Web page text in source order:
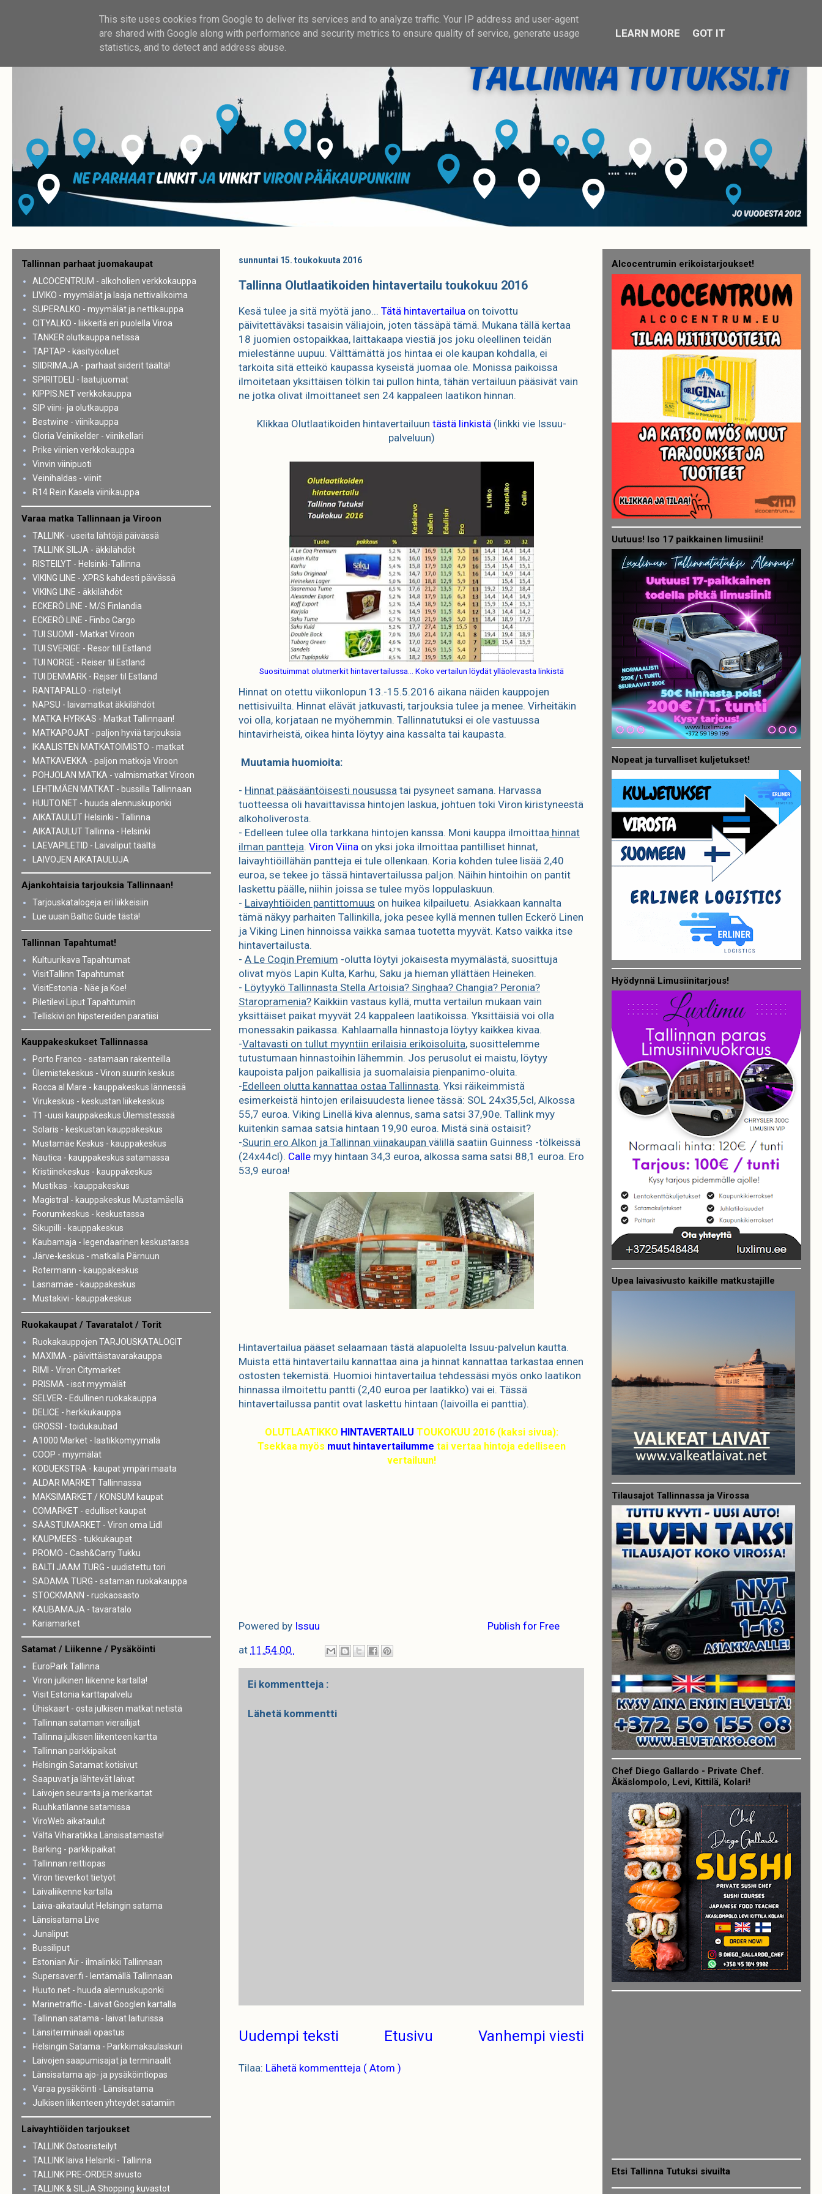
sunnuntai 15. toukokuuta 2016
Tallinna Olutlaatikoiden hintavertailu toukokuu 2016
Kesä tulee ja sitä myötä jano... Tätä hintavertailua on toivottu
päivitettäväksi tasaisin väliajoin, joten tässäpä tämä. Mukana tällä kertaa
18 juomien ostopaikkaa, laittakaapa viestiä jos joku oleellinen teidän
mielestänne uupuu. Välttämättä jos hintaa ei ole kaupan kohdalla, ei
tarkoita sitä etteikö kaupassa kyseistä juomaa ole. Monissa paikoissa
ilmoitetaan yksittäisen tölkin tai pullon hinta, tähän vertailuun pääsivät vain
ne jotka olivat ilmoittaneet sen 24 kappaleen laatikon hinnan.
Klikkaa Olutlaatikoiden hintavertailuun tästä linkistä(linkki vie Issuu-
palveluun)
Suosituimmat olutmerkit hintavertailussa... Koko vertailun löydät ylläolevasta linkistä
Hinnat on otettu viikonlopun 13.-15.5.2016 aikana näiden kauppojen
nettisivuilta. Hinnat elävät jatkuvasti, tarjouksia tulee ja menee. Virheitäkin
voi olla, korjataan ne myöhemmin. Tallinnatutuksi ei ole vastuussa
hintavirheistä, oikea hinta löytyy aina kassalta tai kaupasta.
Muutamia huomioita:
- Hinnat pääsääntöisesti nousussa tai pysyneet samana. Harvassa
tuotteessa oli havaittavissa hintojen laskua, johtuen toki Viron kiristyneestä
alkoholiverosta.
- Edelleen tulee olla tarkkana hintojen kanssa. Moni kauppa ilmoittaa hinnat
ilman pantteja. Viron Viina on yksi joka ilmoittaa pantilliset hinnat,
laivayhtiöillähän pantteja ei tule ollenkaan. Koria kohden tulee lisää 2,40
euroa, se tekee jo tässä hintavertailussa paljon. Näihin hintoihin on pantit
laskettu päälle, niihin joissa se tulee myös loppulaskuun.
- Laivayhtiöiden pantittomuus on huikea kilpailuetu. Asiakkaan kannalta
tämä näkyy parhaiten Tallinkilla, joka pesee kyllä mennen tullen Eckerö Linen
ja Viking Linen hinnoissa vaikka samaa tuotetta myyvät. Katso vaikka itse
hintavertailusta.
- A Le Coqin Premium -olutta löytyi jokaisesta myymälästä, suosittuja
olivat myös Lapin Kulta, Karhu, Saku ja hieman yllättäen Heineken.
- Löytyykö Tallinnasta Stella Artoisia? Singhaa? Changia? Peronia?
Staropramenia? Kaikkiin vastaus kyllä, mutta vertailun mukaan vain
yksittäiset paikat myyvät 24 kappaleen laatikoissa. Yksittäisiä voi olla
monessakin paikassa. Kahlaamalla hinnastoja löytyy kaikkea kivaa.
-Valtavasti on tullut myyntiin erilaisia erikoisoluita, suosittelemme
tutustumaan hinnastoihin lähemmin. Jos perusolut ei maistu, löytyy
kaupoista paljon paikallisia ja suomalaisia pienpanimo-oluita.
-Edelleen olutta kannattaa ostaa Tallinnasta. Yksi räikeimmistä
esimerkeistä hintojen erilaisuudesta lienee tässä: SOL 24x35,5cl, Alkossa
55,7 euroa. Viking Linellä kiva alennus, sama satsi 37,90e. Tallink myy
kuitenkin samaa satsia hintaan 19,90 euroa. Mistä sinä ostaisit?
-Suurin ero Alkon ja Tallinnan viinakaupan välillä saatiin Guinness -tölkeissä
(24x44cl). Calle myy hintaan 34,3 euroa, alkossa sama satsi 88,1 euroa. Ero
53,9 euroa!
Hintavertailua pääset selaamaan tästä alapuolelta Issuu-palvelun kautta.
Muista että hintavertailu kannattaa aina ja hinnat kannattaa tarkastaa ennen
ostosten tekemistä. Huomioi hintavertailua tehdessäsi myös onko laatikon
hinnassa ilmoitettu pantti (2,40 euroa per laatikko) vai ei. Tässä
hintavertailussa pantit ovat laskettu hintaan (laivoilla ei panttia).
OLUTLAATIKKO HINTAVERTAILU TOUKOKUU 2016 (kaksi sivua):
Tsekkaa myös muut hintavertailumme tai vertaa hintoja edelliseen
vertailuun!
Powered by Issuu
Publish for Free
at 11.54.00
Ei kommentteja :
Lähetä kommentti
Uudempi teksti Vanhempi viesti
Etusivu
Tilaa: Lähetä kommentteja ( Atom )
Tallinnan parhaat juomakaupat
ALCOCENTRUM - alkoholien verkkokauppa
LIVIKO - myymälät ja laaja nettivalikoima
SUPERALKO - myymälät ja nettikauppa
CITYALKO - liikkeitä eri puolella Viroa
TANKER olutkauppa netissä
TAPTAP - käsityöoluet
SIIDRIMAJA - parhaat siiderit täältä!
SPIRITDELI - laatujuomat
KIPPIS.NET verkkokauppa
SIP viini- ja olutkauppa
Bestwine - viinikauppa
Gloria Veinikelder - viinikellari
Prike viinien verkkokauppa
Vinvin viinipuoti
Veinihaldas - viinit
R14 Rein Kasela viinikauppa
Varaa matka Tallinnaan ja Viroon
TALLINK - useita lähtöjä päivässä
TALLINK SILJA - äkkilähdöt
RISTEILYT - Helsinki-Tallinna
VIKING LINE - XPRS kahdesti päivässä
VIKING LINE - äkkilähdöt
ECKERÖ LINE - M/S Finlandia
ECKERÖ LINE - Finbo Cargo
TUI SUOMI - Matkat Viroon
TUI SVERIGE - Resor till Estland
TUI NORGE - Reiser til Estland
TUI DENMARK - Rejser til Estland
RANTAPALLO - risteilyt
NAPSU - laivamatkat äkkilähdöt
MATKA HYRKÄS - Matkat Tallinnaan!
MATKAPOJAT - paljon hyviä tarjouksia
IKAALISTEN MATKATOIMISTO - matkat
MATKAVEKKA - paljon matkoja Viroon
POHJOLAN MATKA - valmismatkat Viroon
LEHTIMÄEN MATKAT - bussilla Tallinnaan
HUUTO.NET - huuda alennuskuponki
AIKATAULUT Helsinki - Tallinna
AIKATAULUT Tallinna - Helsinki
LAEVAPILETID - Laivaliput täältä
LAIVOJEN AIKATAULUJA
Ajankohtaisia tarjouksia Tallinnaan!
Tarjouskatalogeja eri liikkeisiin
Lue uusin Baltic Guide tästä!
Tallinnan Tapahtumat!
Kultuurikava Tapahtumat
VisitTallinn Tapahtumat
VisitEstonia - Näe ja Koe!
Piletilevi Liput Tapahtumiin
Telliskivi on hipstereiden paratiisi
Kauppakeskukset Tallinnassa
Porto Franco - satamaan rakenteilla
Ülemistekeskus - Viron suurin keskus
Rocca al Mare - kauppakeskus lännessä
Virukeskus - keskustan liikekeskus
T1 -uusi kauppakeskus Ülemistesssä
Solaris - keskustan kauppakeskus
Mustamäe Keskus - kauppakeskus
Nautica - kauppakeskus satamassa
Kristiinekeskus - kauppakeskus
Mustikas - kauppakeskus
Magistral - kauppakeskus Mustamäellä
Foorumkeskus - keskustassa
Sikupilli - kauppakeskus
Kaubamaja - legendaarinen keskustassa
Järve-keskus - matkalla Pärnuun
Rotermann - kauppakeskus
Lasnamäe - kauppakeskus
Mustakivi - kauppakeskus
Ruokakaupat / Tavaratalot / Torit
Ruokakauppojen TARJOUSKATALOGIT
MAXIMA - päivittäistavarakauppa
RIMI - Viron Citymarket
PRISMA - isot myymälät
SELVER - Edullinen ruokakauppa
DELICE - herkkukauppa
GROSSI - toidukaubad
A1000 Market - laatikkomyymälä
COOP - myymälät
KODUEKSTRA - kaupat ympäri maata
ALDAR MARKET Tallinnassa
MAKSIMARKET / KONSUM kaupat
COMARKET - edulliset kaupat
SÄÄSTUMARKET - Viron oma Lidl
KAUPMEES - tukkukaupat
PROMO - Cash&Carry Tukku
BALTI JAAM TURG - uudistettu tori
SADAMA TURG - sataman ruokakauppa
STOCKMANN - ruokaosasto
KAUBAMAJA - tavaratalo
Kariamarket
Satamat / Liikenne / Pysäköinti
EuroPark Tallinna
Viron julkinen liikenne kartalla!
Visit Estonia karttapalvelu
Ühiskaart - osta julkisen matkat netistä
Tallinnan sataman vierailijat
Tallinna julkisen liikenteen kartta
Tallinnan parkkipaikat
Helsingin Satamat kotisivut
Saapuvat ja lähtevät laivat
Laivojen seuranta ja merikartat
Ruuhkatilanne satamissa
ViroWeb aikataulut
Vältä Viharatikka Länsisatamasta!
Barking - parkkipaikat
Tallinnan reittiopas
Viron tieverkot tietyöt
Laivaliikenne kartalla
Laiva-aikataulut Helsingin satama
Länsisatama Live
Junaliput
Bussiliput
Estonian Air - ilmalinkki Tallinnaan
Supersaver.fi - lentämällä Tallinnaan
Huuto.net - huuda alennuskuponki
Marinetraffic - Laivat Googlen kartalla
Tallinnan satama - laivat laiturissa
Länsiterminaali opastus
Helsingin Satama - Parkkimaksulaskuri
Laivojen saapumisajat ja terminaalit
Länsisatama ajo- ja pysäköintiopas
Varaa pysäköinti - Länsisatama
Julkisen liikenteen yhteydet satamiin
Laivayhtiöiden tarjoukset
TALLINK Ostosristeilyt
TALLINK laiva Helsinki - Tallinna
TALLINK PRE-ORDER sivusto
TALLINK & SILJA Shopping kuvastot
Alcocentrumin erikoistarjoukset!
Uutuus! Iso 17 paikkainen limusiini!
Nopeat ja turvalliset kuljetukset!
Hyödynnä Limusiinitarjous!
Upea laivasivusto kaikille matkustajille
Tilausajot Tallinnassa ja Virossa
Chef Diego Gallardo - Private Chef.
Äkäslompolo, Levi, Kittilä, Kolari!
Etsi Tallinna Tutuksi sivuilta
This site uses cookies from Google to deliver its services and to analyze traffic. Your IP address and user-agent
are shared with Google along with performance and security metrics to ensure quality of service, generate usage
statistics, and to detect and address abuse.
LEARN MORE GOT IT